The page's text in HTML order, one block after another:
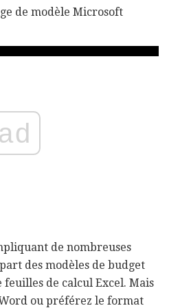
de modèle Microsoft
ad
de nombreuses
des modèles de budget
de calcul Excel. Mais
ou préférez le format